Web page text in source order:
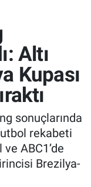
Altı
Kupası
sonuçlarında
rekabeti
ABC1’de
Brezilya-